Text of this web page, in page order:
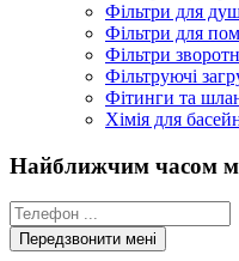
Фільтри для
Фільтри для
Фільтри
Фільтруючі
Фітинги та
Хімія для
Найближчим часом